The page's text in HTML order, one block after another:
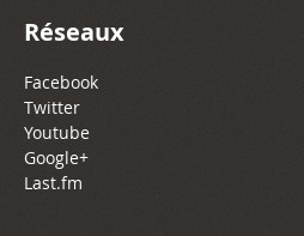
Réseaux
Facebook
Twitter
Youtube
Google+
Last.fm